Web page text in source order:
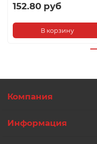
152.80 руб
В корзину
Компания
Информация